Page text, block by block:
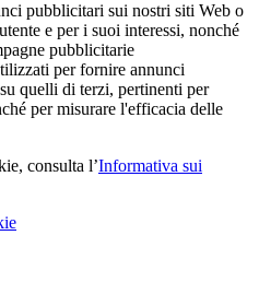
pubblicitari sui nostri siti Web o
e per i suoi interessi, nonché
pubblicitarie
per fornire annunci
quelli di terzi, pertinenti per
per misurare l'efficacia delle
consulta l’Informativa sui